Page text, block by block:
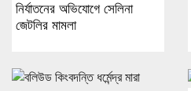
নির্যাতনের অভিযোগে সেলিনা
জেটলির মামলা